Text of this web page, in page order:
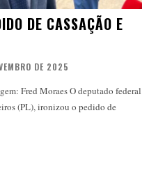
DE CASSAÇÃO E
DE 2025
O deputado federal
(PL), ironizou o pedido de